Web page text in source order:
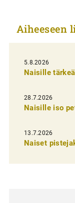
k
e
l
i
e
n
e
5.8.2026
Naisille
28.7.2026
Naisille iso
13.7.2026
Naiset